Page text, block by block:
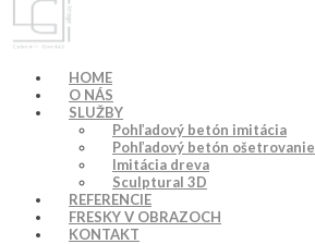
HOME
O NÁS
SLUŽBY
Pohľadový betón imitácia
Pohľadový betón ošetrovanie
Imitácia dreva
Sculptural 3D
REFERENCIE
FRESKY V OBRAZOCH
KONTAKT